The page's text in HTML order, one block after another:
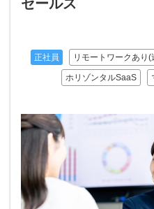
セールス
正社員 リモートワークあり(
ホリゾンタルSaaS